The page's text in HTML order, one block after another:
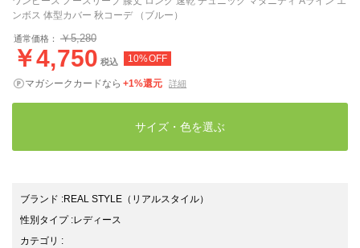
ンボス 体型カバー 秋コーデ （ブルー）
通常価格： ￥5,280
￥4,750 税込 10%OFF
マガシークカードなら +1%還元 詳細
サイズ・色を選ぶ
ブランド :REAL STYLE （リアルスタイル）
性別タイプ:レディース
カテゴリ :